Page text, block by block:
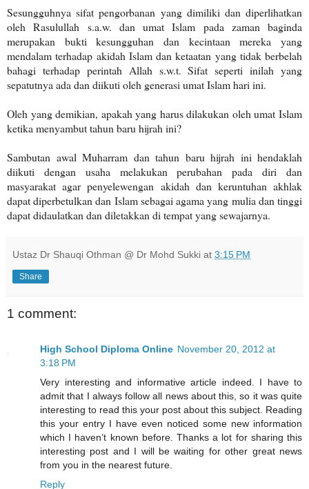
Sesungguhnya sifat pengorbanan yang dimiliki dan diperlihatkan
oleh Rasulullah s.a.w. dan umat Islam pada zaman baginda
merupakan bukti kesungguhan dan kecintaan mereka yang
mendalam terhadap akidah Islam dan ketaatan yang tidak berbelah
bahagi terhadap perintah Allah s.w.t. Sifat seperti inilah yang
sepatutnya ada dan diikuti oleh generasi umat Islam hari ini.
Oleh yang demikian, apakah yang harus dilakukan oleh umat Islam
ketika menyambut tahun baru hijrah ini?
Sambutan awal Muharram dan tahun baru hijrah ini hendaklah
diikuti dengan usaha melakukan perubahan pada diri dan
masyarakat agar penyelewengan akidah dan keruntuhan akhlak
dapat diperbetulkan dan Islam sebagai agama yang mulia dan tinggi
dapat didaulatkan dan diletakkan di tempat yang sewajarnya.
Ustaz Dr Shauqi Othman @ Dr Mohd Sukki at 3:15 PM
Share
1 comment:
High School Diploma Online November 20, 2012 at
3:18 PM
Very interesting and informative article indeed. I have to
admit that I always follow all news about this, so it was quite
interesting to read this your post about this subject. Reading
this your entry I have even noticed some new information
which I haven’t known before. Thanks a lot for sharing this
interesting post and I will be waiting for other great news
from you in the nearest future.
Reply